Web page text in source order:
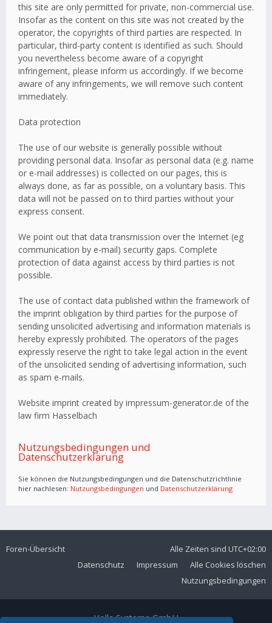
this site are only permitted for private, non-commercial use.
Insofar as the content on this site was not created by the
operator, the copyrights of third parties are respected. In
particular, third-party content is identified as such. Should
you nevertheless become aware of a copyright
infringement, please inform us accordingly. If we become
aware of any infringements, we will remove such content
immediately.
Data protection
The use of our website is generally possible without
providing personal data. Insofar as personal data (e.g. name
or e-mail addresses) is collected on our pages, this is
always done, as far as possible, on a voluntary basis. This
data will not be passed on to third parties without your
express consent.
We point out that data transmission over the Internet (eg
communication by e-mail) security gaps. Complete
protection of data against access by third parties is not
possible.
The use of contact data published within the framework of
the imprint obligation by third parties for the purpose of
sending unsolicited advertising and information materials is
hereby expressly prohibited. The operators of the pages
expressly reserve the right to take legal action in the event
of the unsolicited sending of advertising information, such
as spam e-mails.
Website imprint created by impressum-generator.de of the
law firm Hasselbach
Nutzungsbedingungen und
Datenschutzerklärung
Sie können die Nutzungsbedingungen und die Datenschutzrichtlinie
hier nachlesen: Nutzungsbedingungen und Datenschutzerklärung
Foren-Übersicht Alle Zeiten sind UTC+02:00
Alle Cookies löschen
Impressum
Datenschutz
Nutzungsbedingungen
Volla Systeme GmbH